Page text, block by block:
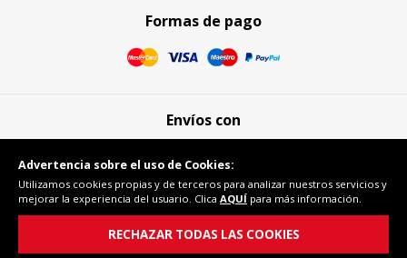
Formas de pago
Envíos con
Compra segura
Advertencia sobre el uso de Cookies:
Utilizamos cookies propias y de terceros para analizar nuestros servicios y
mejorar la experiencia del usuario. Clica AQUÍ para más información.
RECHAZAR TODAS LAS COOKIES